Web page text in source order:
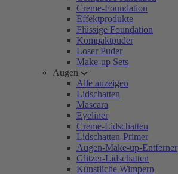
Creme-Foundation
Effektprodukte
Flüssige Foundation
Kompaktpuder
Loser Puder
Make-up Sets
Augen
Alle anzeigen
Lidschatten
Mascara
Eyeliner
Creme-Lidschatten
Lidschatten-Primer
Augen-Make-up-Entferner
Glitzer-Lidschatten
Künstliche Wimpern